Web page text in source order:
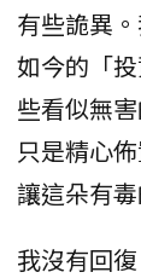
有些詭異
如今的「
些看似無
只是精心
讓這朵有
我沒有回